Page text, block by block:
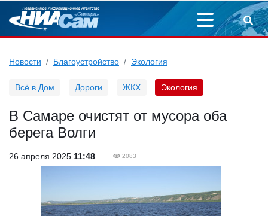
Новости Благоустройство Экология
Всё в Дом Дороги ЖКХ Экология
В Самаре очистят от мусора оба
берега Волги
26 апреля 2025 11:48 2083